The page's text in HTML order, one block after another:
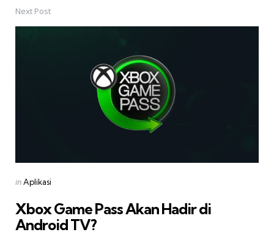
Next Post
Posted
inAplikasi
Xbox Game Pass Akan Hadir di
Android TV?